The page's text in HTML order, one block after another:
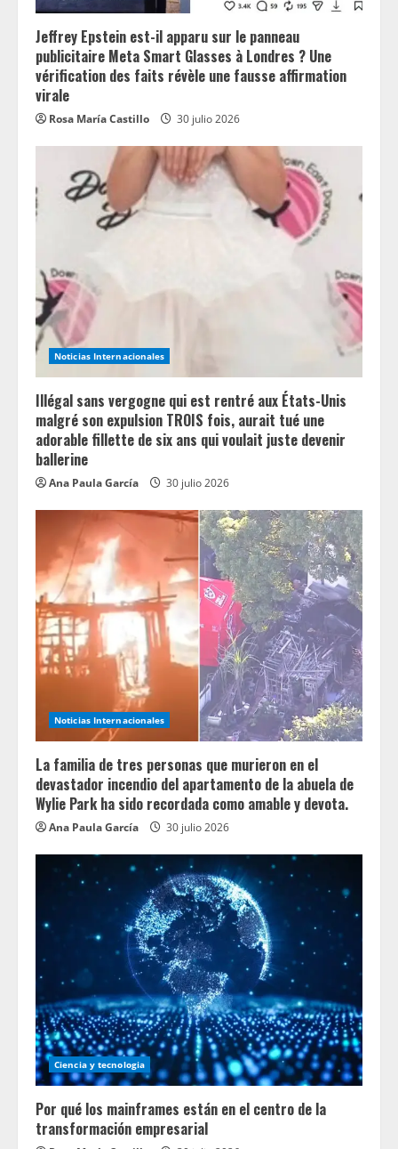
Jeffrey Epstein est-il apparu sur le panneau
publicitaire Meta Smart Glasses à Londres ? Une
vérification des faits révèle une fausse affirmation
virale
Rosa María Castillo 30 julio 2026
Noticias Internacionales
Illégal sans vergogne qui est rentré aux États-Unis
malgré son expulsion TROIS fois, aurait tué une
adorable fillette de six ans qui voulait juste devenir
ballerine
Ana Paula García 30 julio 2026
Noticias Internacionales
La familia de tres personas que murieron en el
devastador incendio del apartamento de la abuela de
Wylie Park ha sido recordada como amable y devota.
Ana Paula García 30 julio 2026
Ciencia y tecnologia
Por qué los mainframes están en el centro de la
transformación empresarial